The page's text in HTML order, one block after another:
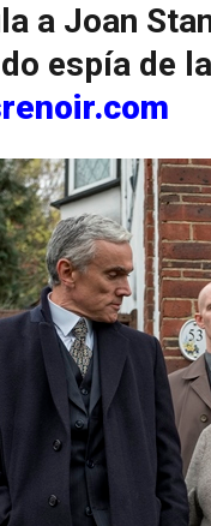
a Joan
espía de